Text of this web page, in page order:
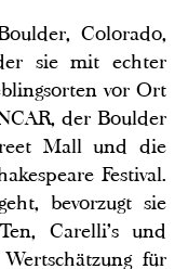
Colorado,
sie mit echter
vor Ort
der Boulder
Mall und die
Festival.
bevorzugt sie
Carelli's und
für